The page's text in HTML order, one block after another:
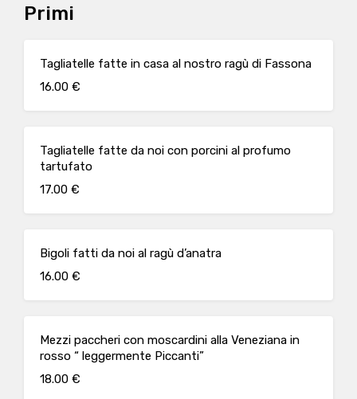
Primi
Tagliatelle fatte in casa al nostro ragù di Fassona
16.00 €
Tagliatelle fatte da noi con porcini al profumo
tartufato
17.00 €
Bigoli fatti da noi al ragù d’anatra
16.00 €
Mezzi paccheri con moscardini alla Veneziana in
rosso “ leggermente Piccanti”
18.00 €